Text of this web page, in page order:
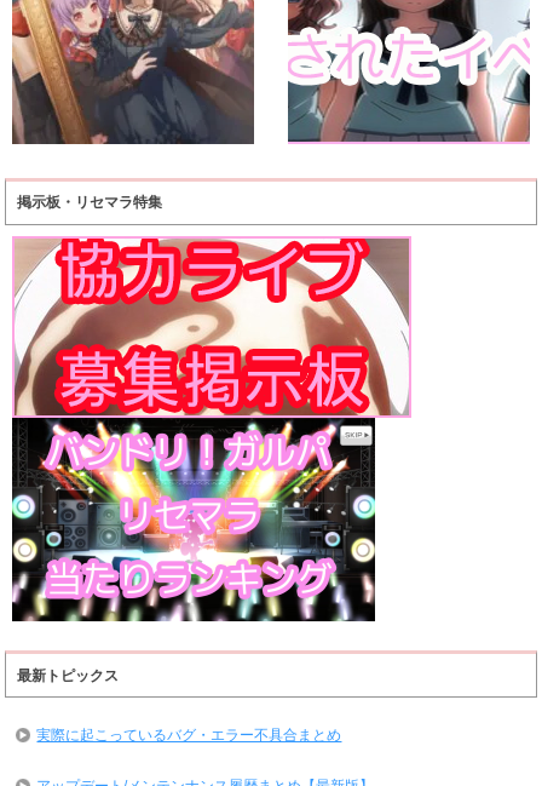
掲示板・リセマラ特集
最新トピックス
実際に起こっているバグ・エラー不具合まとめ